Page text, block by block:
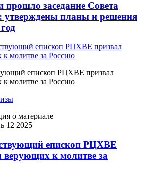
заседание Совета
планы и решения
епископ РЦХВЕ призвал
молитве за Россию
о материале
12 2025
епископ РЦХВЕ
верующих к молитве за